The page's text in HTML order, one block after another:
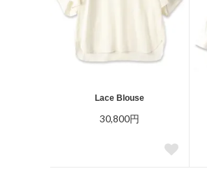
Lace Blouse
30,800円